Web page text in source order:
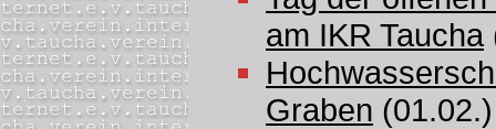
am IKR Taucha
Graben (01.02.)